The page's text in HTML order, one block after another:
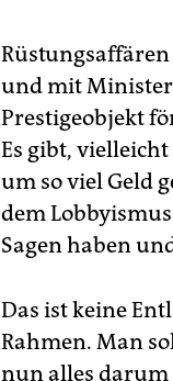
und mit
Prestigeobjekt
Es gibt,
um so viel Geld
dem
Sagen haben
Das ist keine
Rahmen. Man
nun alles